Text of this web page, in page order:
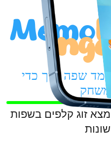
MemoL
ingo
למד שפה תוך כדי
משחק
מצא זוג קלפים בשפות
שונות